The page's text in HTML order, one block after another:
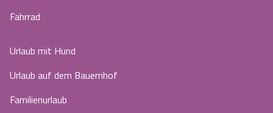
Fahrrad
Urlaub mit Hund
Urlaub auf dem Bauernhof
Familienurlaub